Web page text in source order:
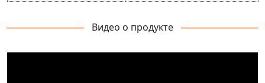
Видео о продукте